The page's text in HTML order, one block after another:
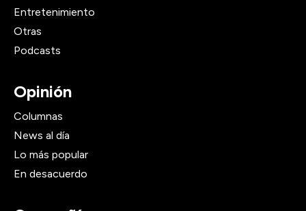
Entretenimiento
Otras
Podcasts
Opinión
Columnas
News al día
Lo más popular
En desacuerdo